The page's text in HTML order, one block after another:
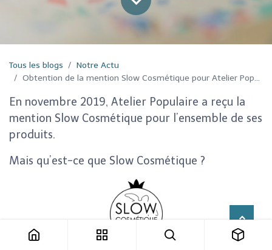
Tous les blogs
Notre Actu
Obtention de la mention Slow Cosmétique pour Atelier Populaire
En novembre 2019, Atelier Populaire a reçu la
mention Slow Cosmétique pour l’ensemble de ses
produits.
Mais qu’est-ce que Slow Cosmétique ?